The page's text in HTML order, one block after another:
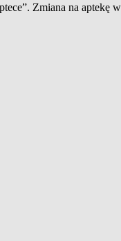
Zmiana na aptekę